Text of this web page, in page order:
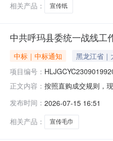
相关产品：
宣传纸
中共呼玛县委统一战线工
中标｜中标通知 黑龙江省｜
项目编号：
正文内容： 按照直购成交规则，
标的类型：服务类名
发布时间： 2026-07-15 16:51
相关产品：
宣传毛巾